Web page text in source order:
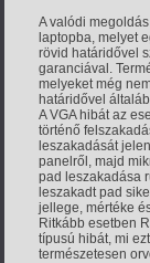
A valódi
laptopba, melyet
rövid határidővel
garanciával.
melyeket még
határidővel
A VGA hibát az
történő
leszakadását
panelről, majd
pad leszakadása
leszakadt pad
jellege, mértéke
Ritkább esetben
típusú hibát, mi
természetesen